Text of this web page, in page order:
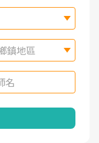
鎮地區